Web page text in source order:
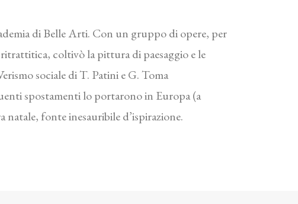
di Belle Arti. Con un gruppo di opere, per
coltivò la pittura di paesaggio e le
sociale di T. Patini e G. Toma
spostamenti lo portarono in Europa (a
fonte inesauribile d’ispirazione.